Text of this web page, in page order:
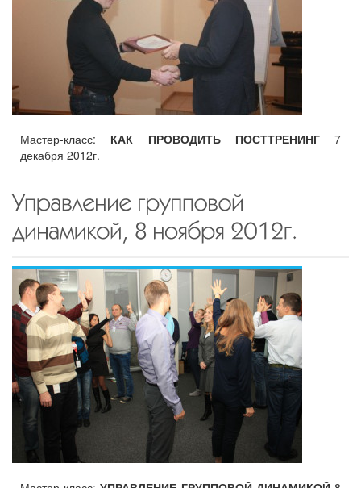
Мастер-класс: КАК ПРОВОДИТЬ ПОСТТРЕНИНГ7
декабря 2012г.